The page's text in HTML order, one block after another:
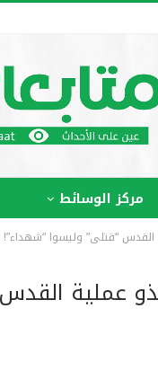
مركز الوسائط
القدس “قتلى” وليسوا “شهداء”!
عملية